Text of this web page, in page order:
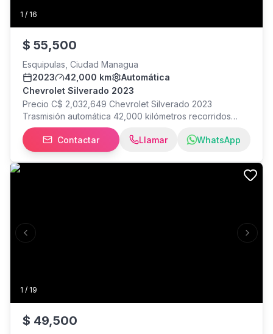
1 / 16
$ 55,500
Esquipulas, Ciudad Managua
2023
42,000 km
Automática
Chevrolet Silverado 2023
Precio C$ 2,032,649 Chevrolet Silverado 2023
Trasmisión automática 42,000 kilómetros recorridos
Cámara de retrocesot Controles en el timón Asientos de
cuero Sunroof Hitch de remolque
Contactar Llamar WhatsApp
1 / 19
Previous slide Next
$ 49,500